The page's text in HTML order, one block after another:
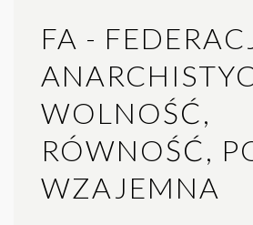
FA -
WOLNOŚĆ,
RÓWNOŚĆ,
WZAJEMNA